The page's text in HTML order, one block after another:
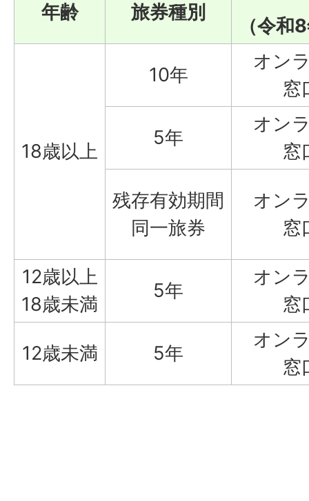
年齢 旅券種別
（令
18歳以上
10年
オン
窓
5年
オン
窓
残存有効期間
同一旅券
オン
窓
12歳以上
18歳未満
5年
オン
窓
12歳未満 5年
オン
窓